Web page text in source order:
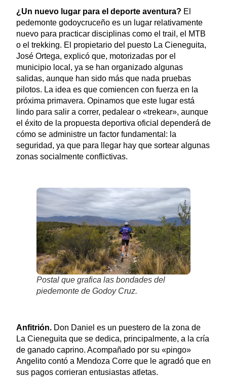
¿Un nuevo lugar para el deporte aventura? El
pedemonte godoycruceño es un lugar relativamente
nuevo para practicar disciplinas como el trail, el MTB
o el trekking. El propietario del puesto La Cieneguita,
José Ortega, explicó que, motorizadas por el
municipio local, ya se han organizado algunas
salidas, aunque han sido más que nada pruebas
pilotos. La idea es que comiencen con fuerza en la
próxima primavera. Opinamos que este lugar está
lindo para salir a correr, pedalear o «trekear», aunque
el éxito de la propuesta deportiva oficial dependerá de
cómo se administre un factor fundamental: la
seguridad, ya que para llegar hay que sortear algunas
zonas socialmente conflictivas.
Postal que grafica las bondades del
piedemonte de Godoy Cruz.
Anfitrión.Don Daniel es un puestero de la zona de
La Cieneguita que se dedica, principalmente, a la cría
de ganado caprino. Acompañado por su «pingo»
Angelito contó a Mendoza Corre que le agradó que en
sus pagos corrieran entusiastas atletas.